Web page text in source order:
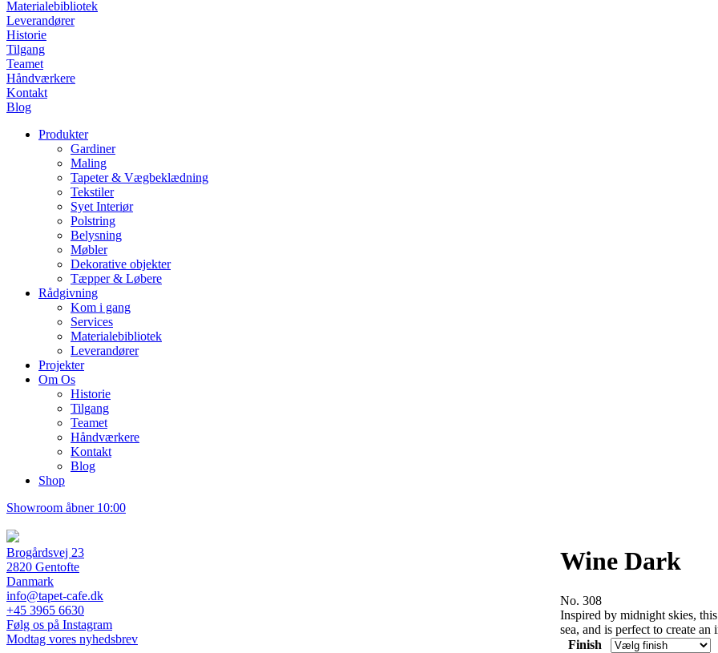
Materialebibliotek
Leverandører
Historie
Tilgang
Teamet
Håndværkere
Kontakt
Blog
Produkter
Gardiner
Maling
Tapeter & Vægbeklædning
Tekstiler
Syet Interiør
Polstring
Belysning
Møbler
Dekorative objekter
Tæpper & Løbere
Rådgivning
Kom i gang
Services
Materialebibliotek
Leverandører
Projekter
Om Os
Historie
Tilgang
Teamet
Håndværkere
Kontakt
Blog
Shop
Showroom åbner 10:00
Wine Dark
No. 308
Inspired by midnight skies,
sea, and is perfect to create an
Finish
Brogårdsvej 23
2820 Gentofte
Danmark
info@tapet-cafe.dk
+45 3965 6630
Følg os på Instagram
Modtag vores nyhedsbrev